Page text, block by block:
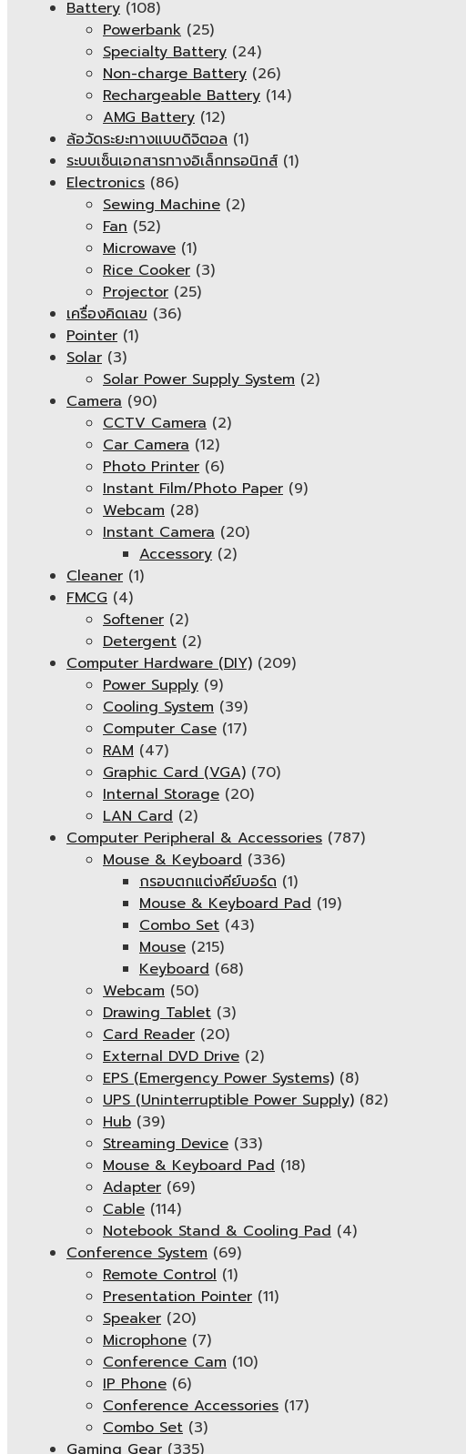
Battery (108)
Powerbank (25)
Specialty Battery (24)
Non-charge Battery (26)
Rechargeable Battery (14)
AMG Battery (12)
ล้อวัดระยะทางแบบดิจิตอล (1)
ระบบเซ็นเอกสารทางอิเล็กทรอนิกส์ (1)
Electronics (86)
Sewing Machine (2)
Fan (52)
Microwave (1)
Rice Cooker (3)
Projector (25)
เครื่องคิดเลข (36)
Pointer (1)
Solar (3)
Solar Power Supply System (2)
Camera (90)
CCTV Camera (2)
Car Camera (12)
Photo Printer (6)
Instant Film/Photo Paper (9)
Webcam (28)
Instant Camera (20)
Accessory (2)
Cleaner (1)
FMCG (4)
Softener (2)
Detergent (2)
Computer Hardware (DIY) (209)
Power Supply (9)
Cooling System (39)
Computer Case (17)
RAM (47)
Graphic Card (VGA) (70)
Internal Storage (20)
LAN Card (2)
Computer Peripheral & Accessories (787)
Mouse & Keyboard (336)
กรอบตกแต่งคีย์บอร์ด (1)
Mouse & Keyboard Pad (19)
Combo Set (43)
Mouse (215)
Keyboard (68)
Webcam (50)
Drawing Tablet (3)
Card Reader (20)
External DVD Drive (2)
EPS (Emergency Power Systems) (8)
UPS (Uninterruptible Power Supply) (82)
Hub (39)
Streaming Device (33)
Mouse & Keyboard Pad (18)
Adapter (69)
Cable (114)
Notebook Stand & Cooling Pad (4)
Conference System (69)
Remote Control (1)
Presentation Pointer (11)
Speaker (20)
Microphone (7)
Conference Cam (10)
IP Phone (6)
Conference Accessories (17)
Combo Set (3)
Gaming Gear (335)